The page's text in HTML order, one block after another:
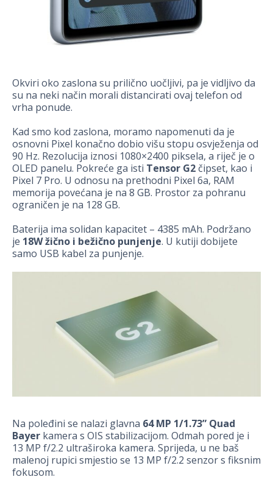
Okviri oko zaslona su prilično uočljivi, pa je vidljivo da
su na neki način morali distancirati ovaj telefon od
vrha ponude.
Kad smo kod zaslona, moramo napomenuti da je
osnovni Pixel konačno dobio višu stopu osvježenja od
90 Hz. Rezolucija iznosi 1080×2400 piksela, a riječ je o
OLED panelu. Pokreće ga isti Tensor G2 čipset, kao i
Pixel 7 Pro. U odnosu na prethodni Pixel 6a, RAM
memorija povećana je na 8 GB. Prostor za pohranu
ograničen je na 128 GB.
Baterija ima solidan kapacitet – 4385 mAh. Podržano
je 18W žično i bežično punjenje. U kutiji dobijete
samo USB kabel za punjenje.
Na poleđini se nalazi glavna 64 MP 1/1.73” Quad
Bayer kamera s OIS stabilizacijom. Odmah pored je i
13 MP f/2.2 ultraširoka kamera. Sprijeda, u ne baš
malenoj rupici smjestio se 13 MP f/2.2 senzor s fiksnim
fokusom.